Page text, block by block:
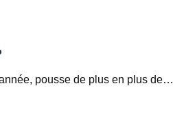
pousse de plus en plus de…